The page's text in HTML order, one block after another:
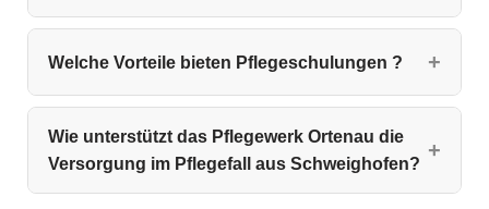
Welche Vorteile bieten Pflegeschulungen ?
Wie unterstützt das Pflegewerk Ortenau die
Versorgung im Pflegefall aus Schweighofen?